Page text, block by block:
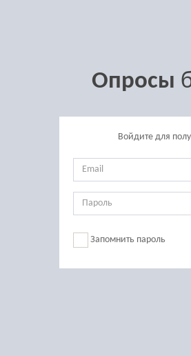
Опросы
Войдите для
Запомнить пароль